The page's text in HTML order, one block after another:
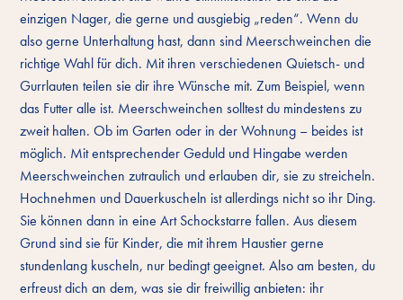
einzigen Nager, die gerne und ausgiebig „reden“. Wenn du
also gerne Unterhaltung hast, dann sind Meerschweinchen die
richtige Wahl für dich. Mit ihren verschiedenen Quietsch- und
Gurrlauten teilen sie dir ihre Wünsche mit. Zum Beispiel, wenn
das Futter alle ist. Meerschweinchen solltest du mindestens zu
zweit halten. Ob im Garten oder in der Wohnung – beides ist
möglich. Mit entsprechender Geduld und Hingabe werden
Meerschweinchen zutraulich und erlauben dir, sie zu streicheln.
Hochnehmen und Dauerkuscheln ist allerdings nicht so ihr Ding.
Sie können dann in eine Art Schockstarre fallen. Aus diesem
Grund sind sie für Kinder, die mit ihrem Haustier gerne
stundenlang kuscheln, nur bedingt geeignet. Also am besten, du
erfreust dich an dem, was sie dir freiwillig anbieten: ihr